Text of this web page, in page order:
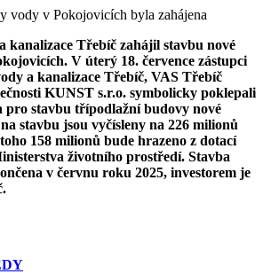
vody v Pokojovicích byla zahájena
kanalizace Třebíč zahájil stavbu nové
V úterý 18. července zástupci
a kanalizace Třebíč, VAS Třebíč
KUNST s.r.o. symbolicky poklepali
pro stavbu třípodlažní budovy nové
stavbu jsou vyčísleny na 226 milionů
158 milionů bude hrazeno z dotací
životního prostředí. Stavba
v červnu roku 2025, investorem je